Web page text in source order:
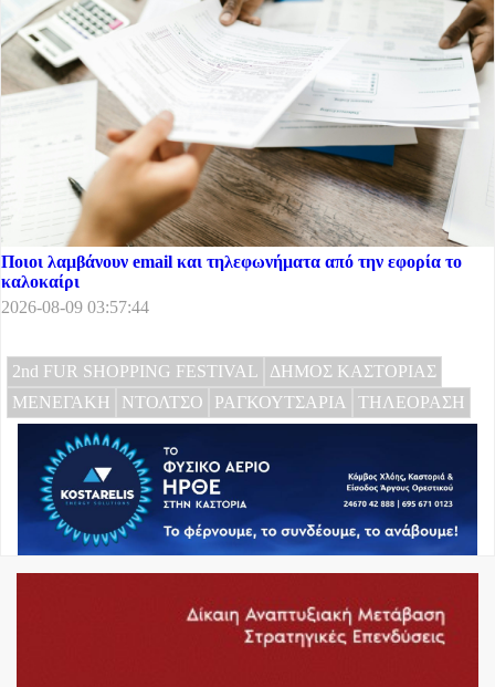
Ποιοι λαμβάνουν email και τηλεφωνήματα από την εφορία το
καλοκαίρι
2026-08-09 03:57:44
2nd FUR SHOPPING FESTIVAL
ΔΗΜΟΣ ΚΑΣΤΟΡΙΑΣ
ΜΕΝΕΓΑΚΗ
ΝΤΟΛΤΣΟ ΡΑΓΚΟΥΤΣΑΡΙΑ ΤΗΛΕΟΡΑΣΗ